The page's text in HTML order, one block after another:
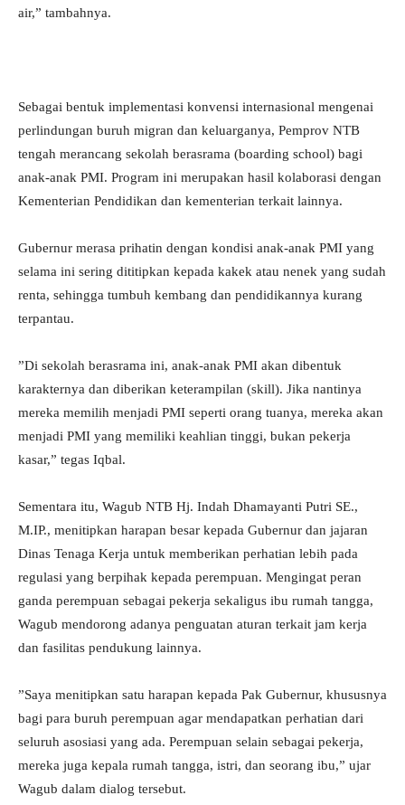
air,” tambahnya.
​Sebagai bentuk implementasi konvensi internasional mengenai
perlindungan buruh migran dan keluarganya, Pemprov NTB
tengah merancang sekolah berasrama (boarding school) bagi
anak-anak PMI. Program ini merupakan hasil kolaborasi dengan
Kementerian Pendidikan dan kementerian terkait lainnya.
​Gubernur merasa prihatin dengan kondisi anak-anak PMI yang
selama ini sering dititipkan kepada kakek atau nenek yang sudah
renta, sehingga tumbuh kembang dan pendidikannya kurang
terpantau.
​”Di sekolah berasrama ini, anak-anak PMI akan dibentuk
karakternya dan diberikan keterampilan (skill). Jika nantinya
mereka memilih menjadi PMI seperti orang tuanya, mereka akan
menjadi PMI yang memiliki keahlian tinggi, bukan pekerja
kasar,” tegas Iqbal.
Sementara itu, Wagub NTB Hj. Indah Dhamayanti Putri SE.,
M.IP., menitipkan harapan besar kepada Gubernur dan jajaran
Dinas Tenaga Kerja untuk memberikan perhatian lebih pada
regulasi yang berpihak kepada perempuan. Mengingat peran
ganda perempuan sebagai pekerja sekaligus ibu rumah tangga,
Wagub mendorong adanya penguatan aturan terkait jam kerja
dan fasilitas pendukung lainnya.
​”Saya menitipkan satu harapan kepada Pak Gubernur, khususnya
bagi para buruh perempuan agar mendapatkan perhatian dari
seluruh asosiasi yang ada. Perempuan selain sebagai pekerja,
mereka juga kepala rumah tangga, istri, dan seorang ibu,” ujar
Wagub dalam dialog tersebut.